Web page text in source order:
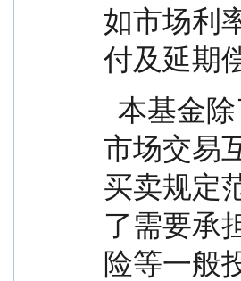
如市场利
付及延期
市场交易
买卖规定
了需要承
险等一般